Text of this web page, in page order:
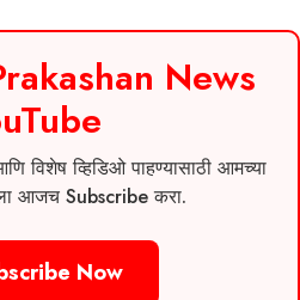
News
विशेष व्हिडिओ पाहण्यासाठी आमच्या
आजच Subscribe करा.
Now